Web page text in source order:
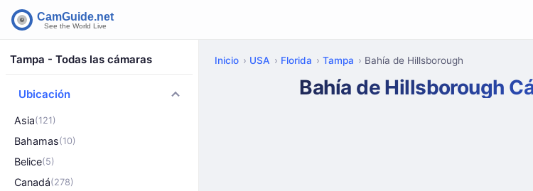
Tampa - Todas las cámaras
Ubicación
Asia(121)
Bahamas(10)
Belice(5)
Canadá(278)
Inicio USA Florida Tampa Bahía de Hillsborough
Bahía de Hillsborough